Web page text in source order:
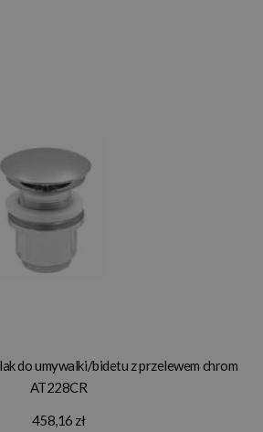
do umywalki/bidetu z przelewem chrom
AT228CR
458,16 zł